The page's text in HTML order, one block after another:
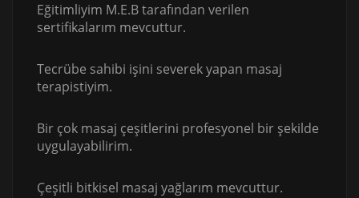
Eğitimliyim M.E.B tarafından verilen
sertifikalarım mevcuttur.
Tecrübe sahibi işini severek yapan masaj
terapistiyim.
Bir çok masaj çeşitlerini profesyonel bir şekilde
uygulayabilirim.
Çeşitli bitkisel masaj yağlarım mevcuttur.